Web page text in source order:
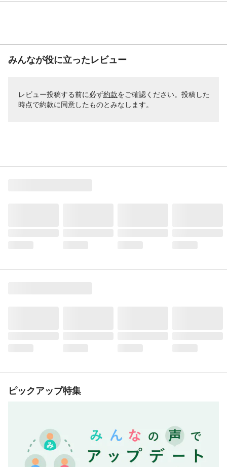
みんなが役に立ったレビュー
レビュー投稿する前に必ず約款をご確認ください。投稿した
時点で約款に同意したものとみなします。
ピックアップ特集